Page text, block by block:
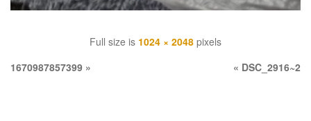
Full size is 1024 × 2048 pixels
1670987857399 » « DSC_2916~2